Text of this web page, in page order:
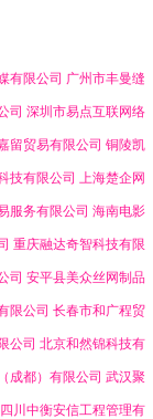
有限公司 广州市丰曼缝
司 深圳市易点互联网络
留贸易有限公司 铜陵凯
技有限公司 上海楚企网
服务有限公司 海南电影
重庆融达奇智科技有限
司 安平县美众丝网制品
限公司 长春市和广程贸
公司 北京和然锦科技有
成都）有限公司 武汉聚
四川中衡安信工程管理有